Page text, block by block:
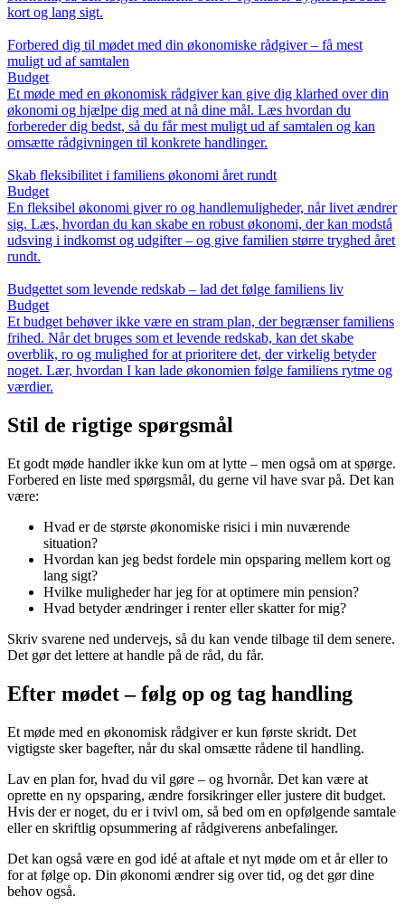
kort og lang sigt.
Forbered dig til mødet med din økonomiske rådgiver – få mest
muligt ud af samtalen
Budget
Et møde med en økonomisk rådgiver kan give dig klarhed over din
økonomi og hjælpe dig med at nå dine mål. Læs hvordan du
forbereder dig bedst, så du får mest muligt ud af samtalen og kan
omsætte rådgivningen til konkrete handlinger.
Skab fleksibilitet i familiens økonomi året rundt
Budget
En fleksibel økonomi giver ro og handlemuligheder, når livet ændrer
sig. Læs, hvordan du kan skabe en robust økonomi, der kan modstå
udsving i indkomst og udgifter – og give familien større tryghed året
rundt.
Budgettet som levende redskab – lad det følge familiens liv
Budget
Et budget behøver ikke være en stram plan, der begrænser familiens
frihed. Når det bruges som et levende redskab, kan det skabe
overblik, ro og mulighed for at prioritere det, der virkelig betyder
noget. Lær, hvordan I kan lade økonomien følge familiens rytme og
værdier.
Stil de rigtige spørgsmål
Et godt møde handler ikke kun om at lytte – men også om at spørge.
Forbered en liste med spørgsmål, du gerne vil have svar på. Det kan
være:
Hvad er de største økonomiske risici i min nuværende
situation?
Hvordan kan jeg bedst fordele min opsparing mellem kort og
lang sigt?
Hvilke muligheder har jeg for at optimere min pension?
Hvad betyder ændringer i renter eller skatter for mig?
Skriv svarene ned undervejs, så du kan vende tilbage til dem senere.
Det gør det lettere at handle på de råd, du får.
Efter mødet – følg op og tag handling
Et møde med en økonomisk rådgiver er kun første skridt. Det
vigtigste sker bagefter, når du skal omsætte rådene til handling.
Lav en plan for, hvad du vil gøre – og hvornår. Det kan være at
oprette en ny opsparing, ændre forsikringer eller justere dit budget.
Hvis der er noget, du er i tvivl om, så bed om en opfølgende samtale
eller en skriftlig opsummering af rådgiverens anbefalinger.
Det kan også være en god idé at aftale et nyt møde om et år eller to
for at følge op. Din økonomi ændrer sig over tid, og det gør dine
behov også.